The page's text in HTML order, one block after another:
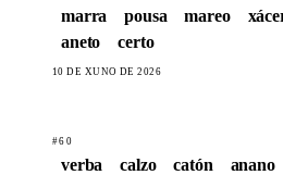
marra
pousa mareo
aneto
certo
10 DE XUÑO DE 2026
#60
verba calzo catón anano